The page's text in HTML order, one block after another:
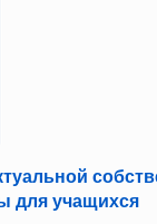
для учащихся